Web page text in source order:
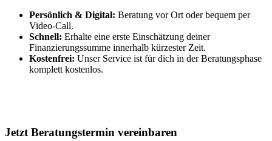
Persönlich & Digital: Beratung vor Ort oder bequem per
Video-Call.
Schnell: Erhalte eine erste Einschätzung deiner
Finanzierungssumme innerhalb kürzester Zeit.
Kostenfrei: Unser Service ist für dich in der Beratungsphase
komplett kostenlos.
Jetzt Beratungstermin vereinbaren